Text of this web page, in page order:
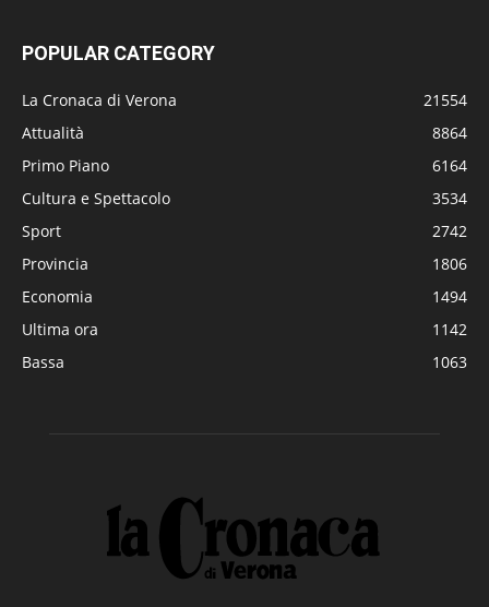
POPULAR CATEGORY
La Cronaca di Verona
21554
Attualità
8864
Primo Piano
6164
Cultura e Spettacolo
3534
Sport
2742
Provincia
1806
Economia
1494
Ultima ora
1142
Bassa
1063